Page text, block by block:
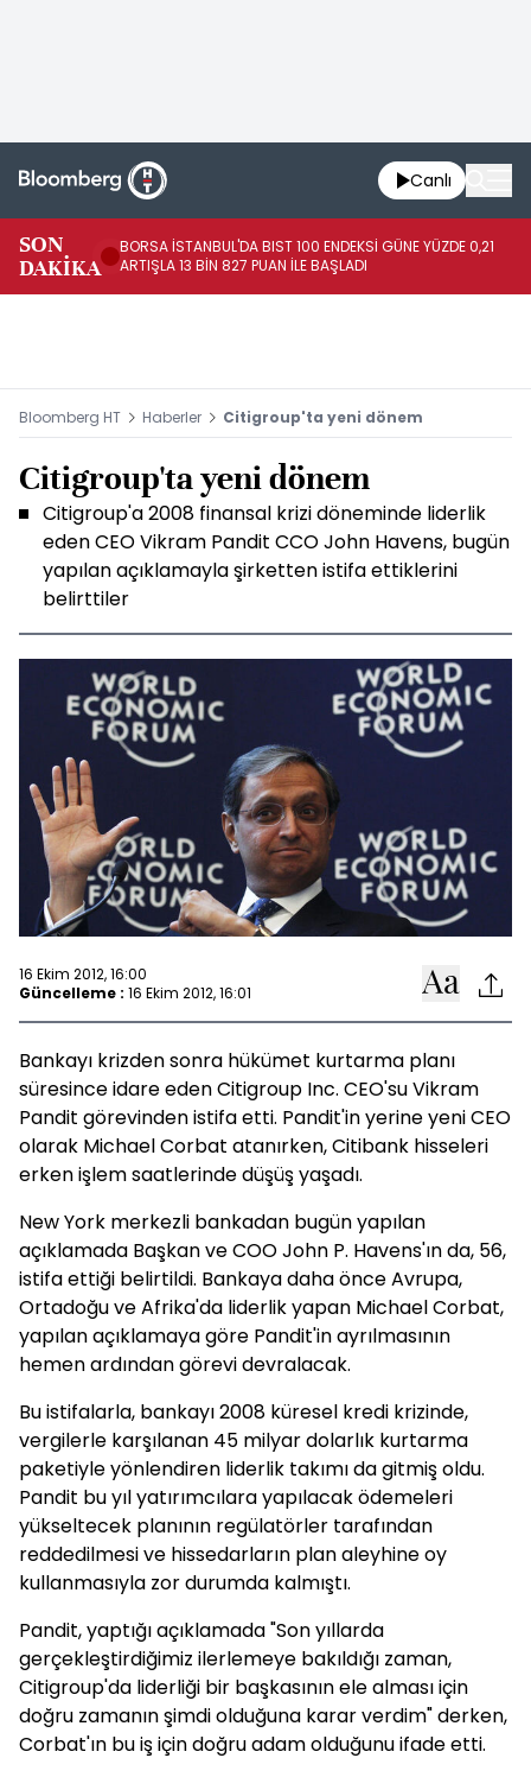
Canlı
SON
DAKİKA
BORSA İSTANBUL'DA BIST 100 ENDEKSİ GÜNE YÜZDE 0,21
ARTIŞLA 13 BİN 827 PUAN İLE BAŞLADI
Bloomberg HT Haberler Citigroup'ta yeni dönem
Citigroup'ta yeni dönem
Citigroup'a 2008 finansal krizi döneminde liderlik
eden CEO Vikram Pandit CCO John Havens, bugün
yapılan açıklamayla şirketten istifa ettiklerini
belirttiler
16 Ekim 2012, 16:00
Güncelleme : 16 Ekim 2012, 16:01
Bankayı krizden sonra hükümet kurtarma planı
süresince idare eden Citigroup Inc. CEO'su Vikram
Pandit görevinden istifa etti. Pandit'in yerine yeni CEO
olarak Michael Corbat atanırken, Citibank hisseleri
erken işlem saatlerinde düşüş yaşadı.
New York merkezli bankadan bugün yapılan
açıklamada Başkan ve COO John P. Havens'ın da, 56,
istifa ettiği belirtildi. Bankaya daha önce Avrupa,
Ortadoğu ve Afrika'da liderlik yapan Michael Corbat,
yapılan açıklamaya göre Pandit'in ayrılmasının
hemen ardından görevi devralacak.
Bu istifalarla, bankayı 2008 küresel kredi krizinde,
vergilerle karşılanan 45 milyar dolarlık kurtarma
paketiyle yönlendiren liderlik takımı da gitmiş oldu.
Pandit bu yıl yatırımcılara yapılacak ödemeleri
yükseltecek planının regülatörler tarafından
reddedilmesi ve hissedarların plan aleyhine oy
kullanmasıyla zor durumda kalmıştı.
Pandit, yaptığı açıklamada "Son yıllarda
gerçekleştirdiğimiz ilerlemeye bakıldığı zaman,
Citigroup'da liderliği bir başkasının ele alması için
doğru zamanın şimdi olduğuna karar verdim" derken,
Corbat'ın bu iş için doğru adam olduğunu ifade etti.